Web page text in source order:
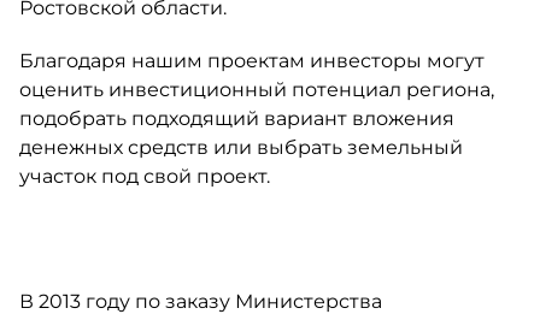
Ростовской области.
Благодаря нашим проектам инвесторы могут
оценить инвестиционный потенциал региона,
подобрать подходящий вариант вложения
денежных средств или выбрать земельный
участок под свой проект.
В 2013 году по заказу Министерства